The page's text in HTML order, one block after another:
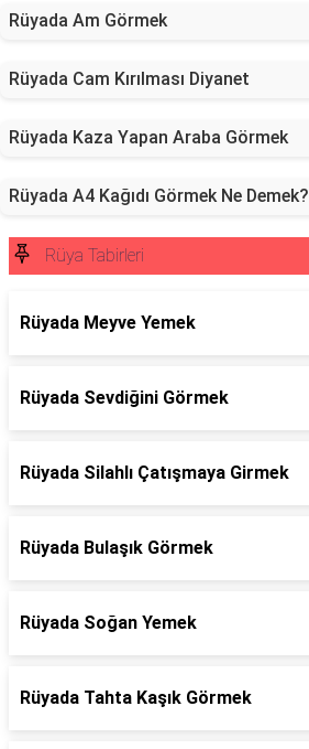
Rüyada Am Görmek
Rüyada Cam Kırılması Diyanet
Rüyada Kaza Yapan Araba Görmek
Rüyada A4 Kağıdı Görmek Ne Demek?
Rüya Tabirleri
Rüyada Meyve Yemek
Rüyada Sevdiğini Görmek
Rüyada Silahlı Çatışmaya Girmek
Rüyada Bulaşık Görmek
Rüyada Soğan Yemek
Rüyada Tahta Kaşık Görmek